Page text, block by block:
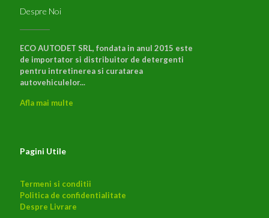
Despre Noi
ECO AUTODET SRL, fondata in anul 2015 este
de importator si distribuitor de detergenti
pentru intretinerea si curatarea
autovehiculelor...
Afla mai multe
Pagini Utile
Termeni si conditii
Politica de confidentialitate
Despre Livrare